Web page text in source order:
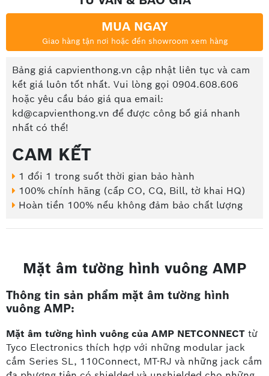
MUA NGAY
Giao hàng tận nơi hoặc đến showroom xem hàng
Bảng giá capvienthong.vn cập nhật liên tục và cam
kết giá luôn tốt nhất. Vui lòng gọi 0904.608.606
hoặc yêu cầu báo giá qua email:
kd@capvienthong.vn để được công bố giá nhanh
nhất có thể!
CAM KẾT
1 đổi 1 trong suốt thời gian bảo hành
100% chính hãng (cấp CO, CQ, Bill, tờ khai HQ)
Hoàn tiền 100% nếu không đảm bảo chất lượng
Mặt âm tường hình vuông AMP
Thông tin sản phẩm mặt âm tường hình
vuông AMP:
Mặt âm tường hình vuông của AMP NETCONNECT từ
Tyco Electronics thích hợp với những modular jack
cắm Series SL, 110Connect, MT-RJ và những jack cắm